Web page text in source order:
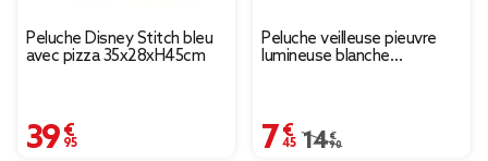
Peluche Disney Stitch bleu
avec pizza 35x28xH45cm
39,95 €
Peluche veilleuse pieuvre
lumineuse blanche
7,45 €
Prix remisé de 14,90 €
14,90 €